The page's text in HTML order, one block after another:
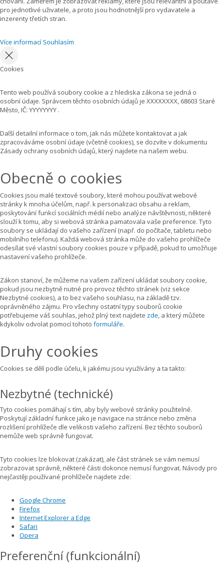
pro jednotlivé uživatele, a proto jsou hodnotnější pro vydavatele a
inzerenty třetích stran.
Více informací Souhlasím
Cookies
Tento web používá soubory cookie a z hlediska zákona se jedná o
osobní údaje. Správcem těchto osobních údajů je XXXXXXXX, 68603 Staré
Město, IČ: YYYYYYYY .
Další detailní informace o tom, jak nás můžete kontaktovat a jak
zpracováváme osobní údaje (včetně cookies), se dozvíte v dokumentu
Zásady ochrany osobních údajů, který najdete na našem webu.
Obecně o cookies
Cookies jsou malé textové soubory, které mohou používat webové
stránky k mnoha účelům, např. k personalizaci obsahu a reklam,
poskytování funkcí sociálních médií nebo analýze návštěvnosti, některé
slouží k tomu, aby si webová stránka pamatovala vaše preference. Tyto
soubory se ukládají do vašeho zařízení (např. do počítače, tabletu nebo
mobilního telefonu). Každá webová stránka může do vašeho prohlížeče
odesílat své vlastní soubory cookies pouze v případě, pokud to umožňuje
nastavení vašeho prohlížeče.
Zákon stanoví, že můžeme na vašem zařízení ukládat soubory cookie,
pokud jsou nezbytně nutné pro provoz těchto stránek (viz sekce
Nezbytné cookies), a to bez vašeho souhlasu, na základě tzv.
oprávněného zájmu. Pro všechny ostatní typy souborů cookie
potřebujeme váš souhlas, jehož plný text najdete zde , a který můžete
kdykoliv odvolat pomocí tohoto formuláře.
Druhy cookies
Cookies se dělí podle účelu, k jakému jsou využívány a ta takto:
Nezbytné (technické)
Tyto cookies pomáhají s tím, aby byly webové stránky použitelné.
Poskytují základní funkce jako je navigace na stránce nebo změna
rozlišení prohlížeče dle velikosti vašeho zařízení. Bez těchto souborů
nemůže web správně fungovat.
Tyto cookies lze blokovat (zakázat), ale část stránek se vám nemusí
zobrazovat správně, některé části dokonce nemusí fungovat. Návody pro
nejčastěji používané prohlížeče najdete zde:
Google Chrome
Firefox
Internet Explorer a Edge
Safari
Opera
Preferenční (funkcionální)